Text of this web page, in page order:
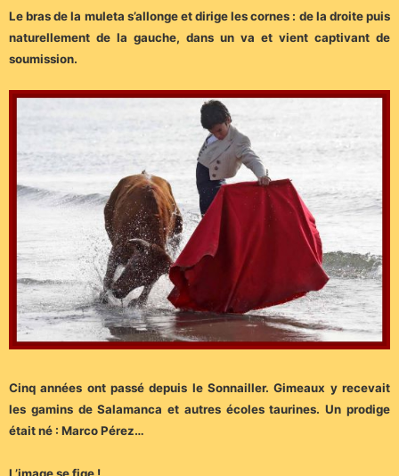
Le bras de la muleta s’allonge et dirige les cornes : de la droite puis
naturellement de la gauche, dans un va et vient captivant de
soumission.
Cinq années ont passé depuis le Sonnailler. Gimeaux y recevait
les gamins de Salamanca et autres écoles taurines. Un prodige
était né : Marco Pérez…